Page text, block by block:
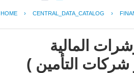
HOME › CENTRAL_DATA_CATALOG ›
المالية
شركات التأمين )